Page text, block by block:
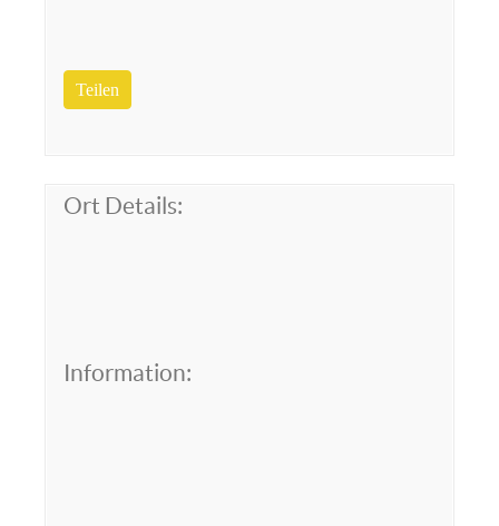
Teilen
Ort Details:
Information: